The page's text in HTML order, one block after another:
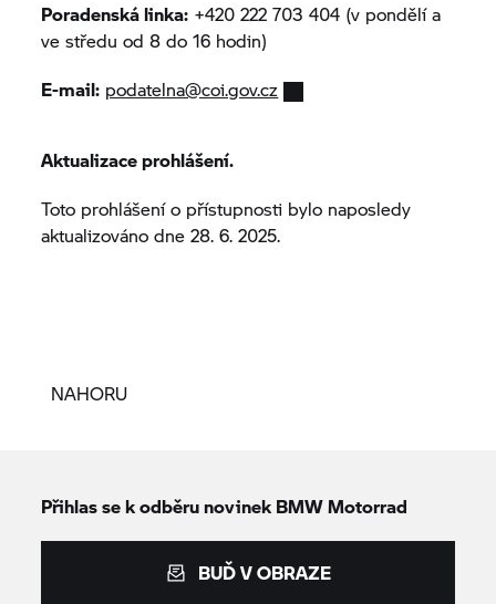
Poradenská linka: +420 222 703 404 (v pondělí a
ve středu od 8 do 16 hodin)
E-mail: podatelna@coi.gov.cz
Aktualizace prohlášení.
Toto prohlášení o přístupnosti bylo naposledy
aktualizováno dne 28. 6. 2025.
NAHORU
Přihlas se k odběru novinek BMW Motorrad
BUĎ V OBRAZE